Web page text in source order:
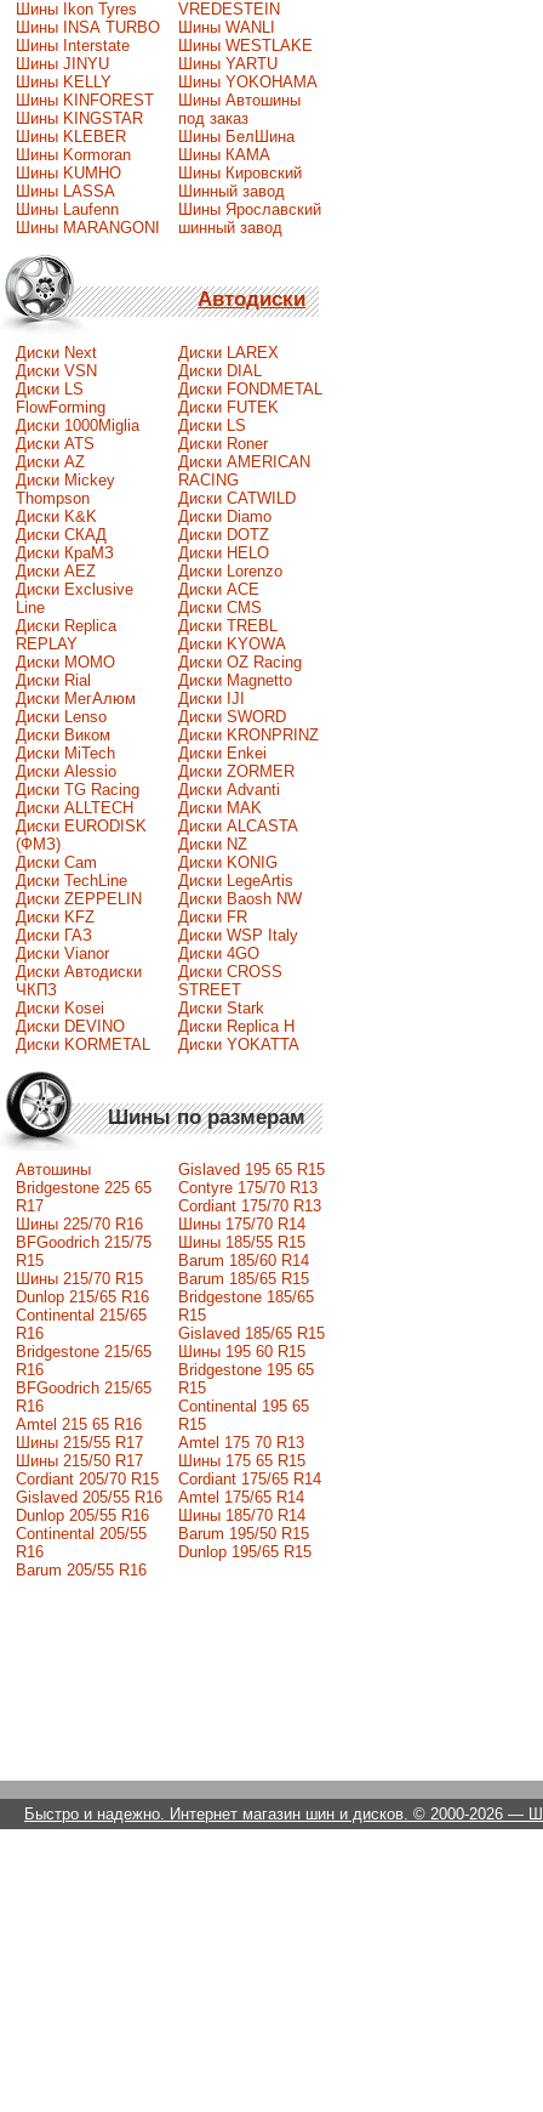
Шины Ikon Tyres
Шины INSA TURBO
Шины Interstate
Шины JINYU
Шины KELLY
Шины KINFOREST
Шины KINGSTAR
Шины KLEBER
Шины Kormoran
Шины KUMHO
Шины LASSA
Шины Laufenn
Шины MARANGONI
VREDESTEIN
Шины WANLI
Шины WESTLAKE
Шины YARTU
Шины YOKOHAMA
Шины Автошины
под заказ
Шины БелШина
Шины КАМА
Шины Кировский
Шинный завод
Шины Ярославский
шинный завод
Автодиски
Диски Next
Диски VSN
Диски LS
FlowForming
Диски 1000Miglia
Диски ATS
Диски AZ
Диски Mickey
Thompson
Диски K&K
Диски СКАД
Диски КраМЗ
Диски AEZ
Диски Exclusive
Line
Диски Replica
REPLAY
Диски MOMO
Диски Rial
Диски МегАлюм
Диски Lenso
Диски Виком
Диски MiTech
Диски Alessio
Диски TG Racing
Диски ALLTECH
Диски EURODISK
(ФМЗ)
Диски Cam
Диски TechLine
Диски ZEPPELIN
Диски KFZ
Диски ГАЗ
Диски Vianor
Диски Автодиски
ЧКПЗ
Диски Kosei
Диски DEVINO
Диски KORMETAL
Диски LAREX
Диски DIAL
Диски FONDMETAL
Диски FUTEK
Диски LS
Диски Roner
Диски AMERICAN
RACING
Диски CATWILD
Диски Diamo
Диски DOTZ
Диски HELO
Диски Lorenzo
Диски ACE
Диски CMS
Диски TREBL
Диски KYOWA
Диски OZ Racing
Диски Magnetto
Диски IJI
Диски SWORD
Диски KRONPRINZ
Диски Enkei
Диски ZORMER
Диски Advanti
Диски MAK
Диски ALCASTA
Диски NZ
Диски KONIG
Диски LegeArtis
Диски Baosh NW
Диски FR
Диски WSP Italy
Диски 4GO
Диски CROSS
STREET
Диски Stark
Диски Replica H
Диски YOKATTA
Шины по размерам
Автошины
Bridgestone 225 65
R17
Шины 225/70 R16
BFGoodrich 215/75
R15
Шины 215/70 R15
Dunlop 215/65 R16
Continental 215/65
R16
Bridgestone 215/65
R16
BFGoodrich 215/65
R16
Amtel 215 65 R16
Шины 215/55 R17
Шины 215/50 R17
Сordiant 205/70 R15
Gislaved 205/55 R16
Dunlop 205/55 R16
Continental 205/55
R16
Barum 205/55 R16
Gislaved 195 65 R15
Contyre 175/70 R13
Cordiant 175/70 R13
Шины 175/70 R14
Шины 185/55 R15
Barum 185/60 R14
Barum 185/65 R15
Bridgestone 185/65
R15
Gislaved 185/65 R15
Шины 195 60 R15
Bridgestone 195 65
R15
Continental 195 65
R15
Amtel 175 70 R13
Шины 175 65 R15
Cordiant 175/65 R14
Amtel 175/65 R14
Шины 185/70 R14
Barum 195/50 R15
Dunlop 195/65 R15
Быстро и надежно. Интернет магазин шин и дисков. © 2000-2026 —